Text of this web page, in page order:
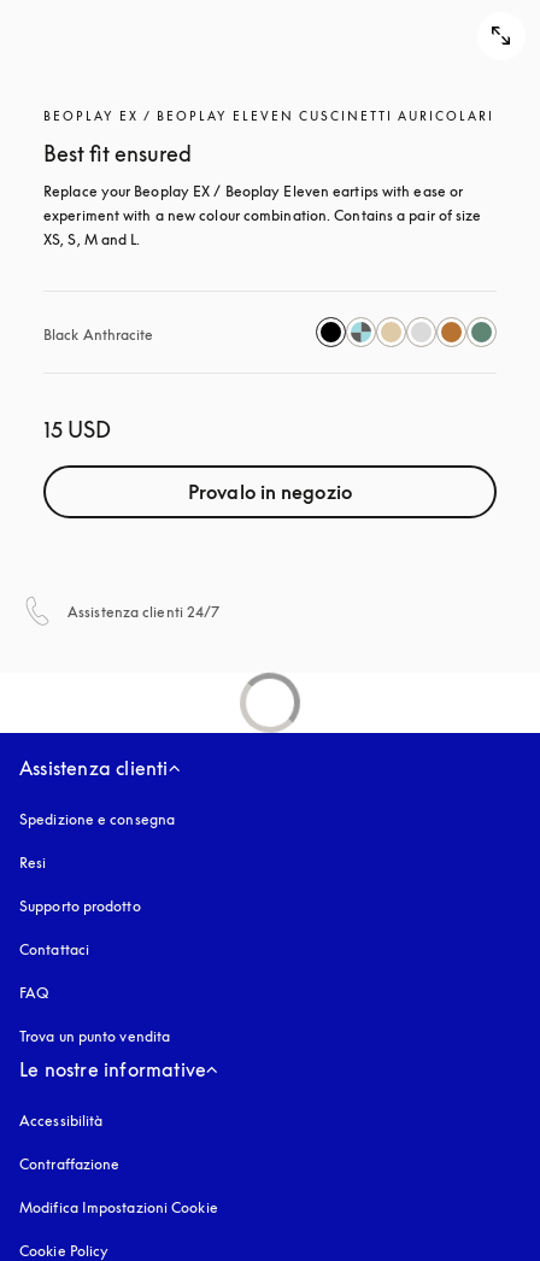
BEOPLAY EX / BEOPLAY ELEVEN CUSCINETTI AURICOLARI
Best fit ensured
Replace your Beoplay EX / Beoplay Eleven eartips with ease or
experiment with a new colour combination. Contains a pair of size
XS, S, M and L.
Black Anthracite
15 USD
Provalo in negozio
Assistenza clienti 24/7
Assistenza clienti
Spedizione e consegna
Resi
Supporto prodotto
Contattaci
FAQ
Trova un punto vendita
Le nostre informative
Accessibilità
Contraffazione
Modifica Impostazioni Cookie
Cookie Policy